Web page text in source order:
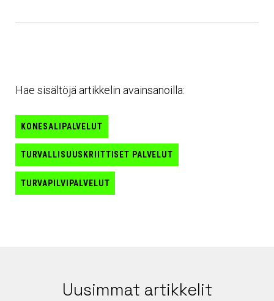
Hae sisältöjä artikkelin avainsanoilla:
KONESALIPALVELUT
TURVALLISUUSKRIITTISET PALVELUT
TURVAPILVIPALVELUT
Uusimmat artikkelit